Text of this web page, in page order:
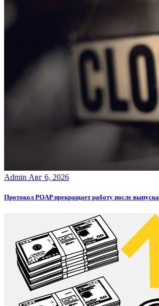
Admin Авг 6, 2026
Протокол POAP прекращает работу после